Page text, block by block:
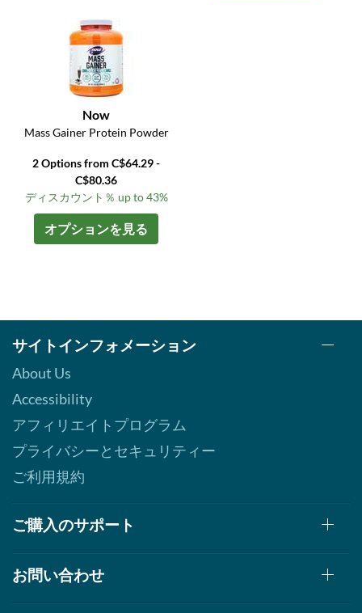
Now
Mass Gainer Protein Powder
2 Options from C$64.29 -
C$80.36
ディスカウント％ up to 43%
オプションを見る
サイトインフォメーション
About Us
Accessibility
アフィリエイトプログラム
プライバシーとセキュリティー
ご利用規約
ご購入のサポート
お問い合わせ